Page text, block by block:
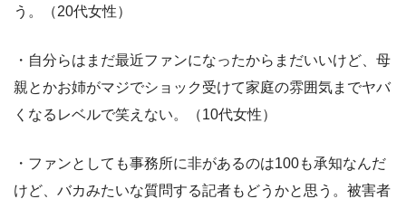
う。（20代女性）
・自分らはまだ最近ファンになったからまだいいけど、母
親とかお姉がマジでショック受けて家庭の雰囲気までヤバ
くなるレベルで笑えない。（10代女性）
・ファンとしても事務所に非があるのは100も承知なんだ
けど、バカみたいな質問する記者もどうかと思う。被害者